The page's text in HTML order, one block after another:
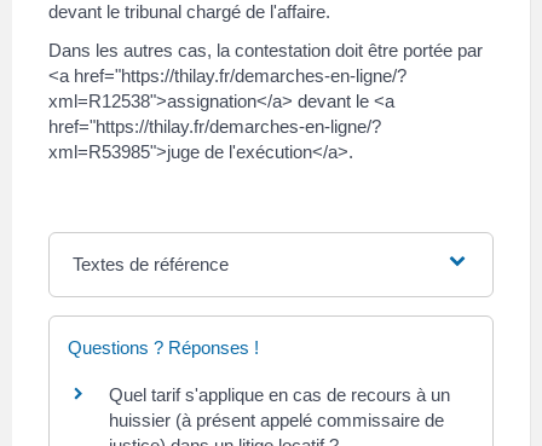
devant le tribunal chargé de l'affaire.
Dans les autres cas, la contestation doit être portée par
<a href="https://thilay.fr/demarches-en-ligne/?
xml=R12538">assignation</a> devant le <a
href="https://thilay.fr/demarches-en-ligne/?
xml=R53985">juge de l'exécution</a>.
Textes de référence
Questions ? Réponses !
Quel tarif s'applique en cas de recours à un
huissier (à présent appelé commissaire de